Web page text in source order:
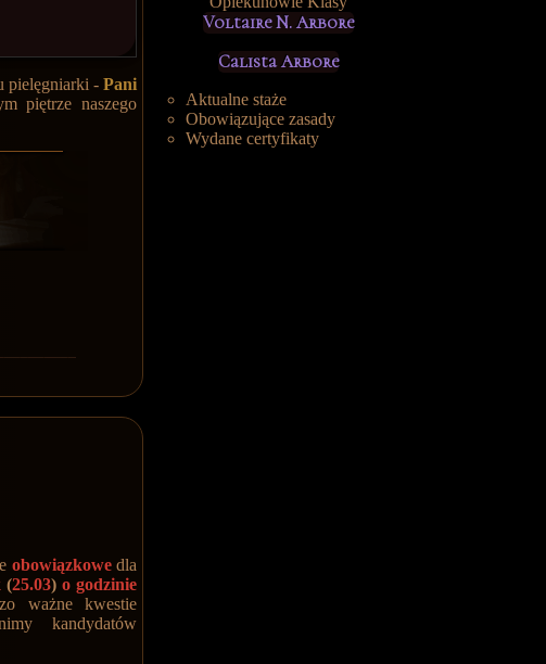
pielęgniarki - Pani
piętrze naszego
obowiązkowedla
(25.03) o godzinie
ważne kwestie
kandydatów
Voltaire N. Arbore
Calista Arbore
Aktualne staże
Obowiązujące zasady
Wydane certyfikaty